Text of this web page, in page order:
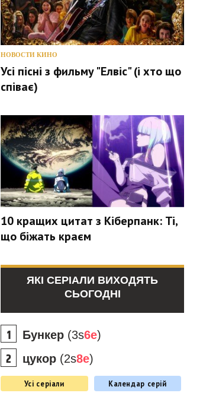
НОВОСТИ КИНО
Усі пісні з фильму "Елвіс" (і хто що
співає)
10 кращих цитат з Кіберпанк: Ті,
що біжать краєм
ЯКІ СЕРІАЛИ ВИХОДЯТЬ
СЬОГОДНІ
Бункер (3s6e)
цукор (2s8e)
Усі серіали Календар серій